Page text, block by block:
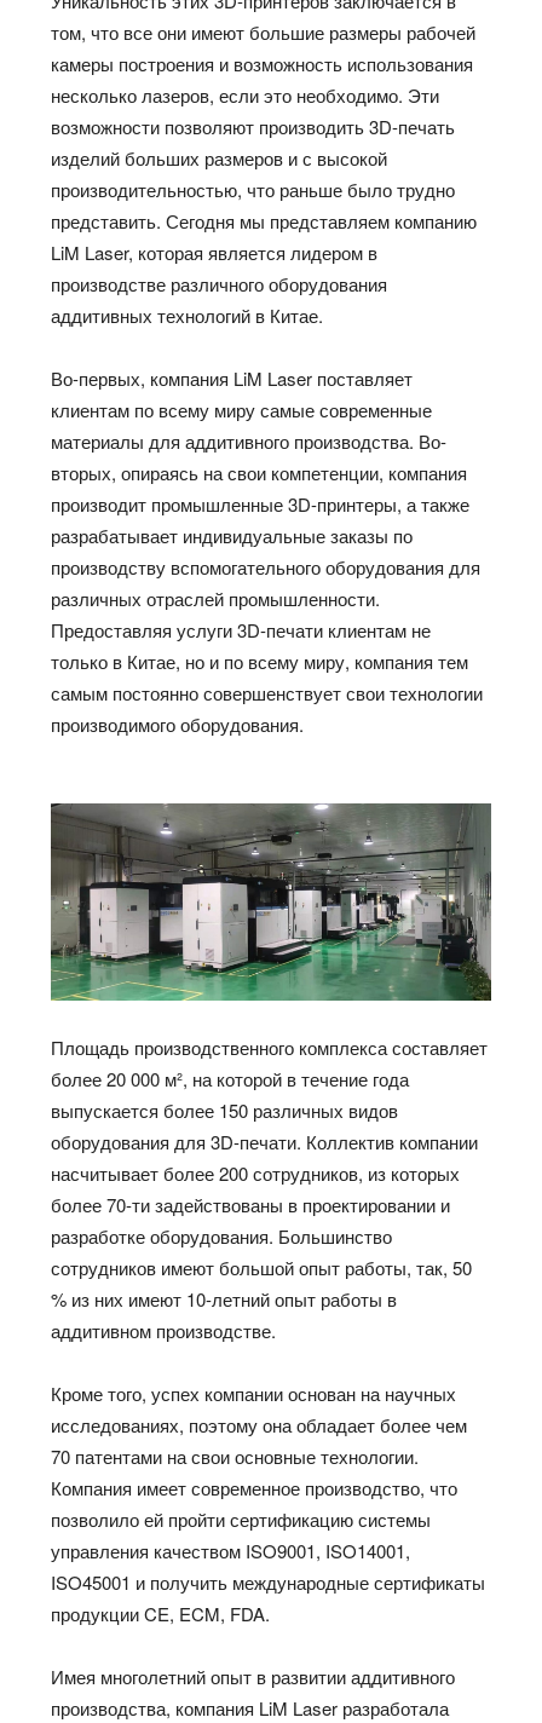
том, что все они имеют большие размеры рабочей
камеры построения и возможность использования
несколько лазеров, если это необходимо. Эти
возможности позволяют производить 3D-печать
изделий больших размеров и с высокой
производительностью, что раньше было трудно
представить. Сегодня мы представляем компанию
LiM Laser, которая является лидером в
производстве различного оборудования
аддитивных технологий в Китае.
Во-первых, компания LiM Laser поставляет
клиентам по всему миру самые современные
материалы для аддитивного производства. Во-
вторых, опираясь на свои компетенции, компания
производит промышленные 3D-принтеры, а также
разрабатывает индивидуальные заказы по
производству вспомогательного оборудования для
различных отраслей промышленности.
Предоставляя услуги 3D-печати клиентам не
только в Китае, но и по всему миру, компания тем
самым постоянно совершенствует свои технологии
производимого оборудования.
Площадь производственного комплекса составляет
более 20 000 м², на которой в течение года
выпускается более 150 различных видов
оборудования для 3D-печати. Коллектив компании
насчитывает более 200 сотрудников, из которых
более 70-ти задействованы в проектировании и
разработке оборудования. Большинство
сотрудников имеют большой опыт работы, так, 50
% из них имеют 10-летний опыт работы в
аддитивном производстве.
Кроме того, успех компании основан на научных
исследованиях, поэтому она обладает более чем
70 патентами на свои основные технологии.
Компания имеет современное производство, что
позволило ей пройти сертификацию системы
управления качеством ISO9001, ISO14001,
ISO45001 и получить международные сертификаты
продукции CE, ECM, FDA.
Имея многолетний опыт в развитии аддитивного
производства, компания LiM Laser разработала